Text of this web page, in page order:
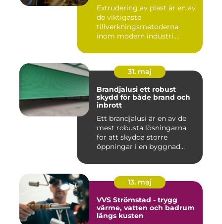
Extrudering av plast är en av
de viktigaste
tillverkningsmetoderna
inom modern industri.
31. maj
Brandjalusi ett robust
skydd för både brand och
inbrott
Ett brandjalusi är en av de
mest robusta lösningarna
för att skydda större
öppningar i en byggnad
13. maj
VVS Strömstad - trygg
värme, vatten och badrum
längs kusten